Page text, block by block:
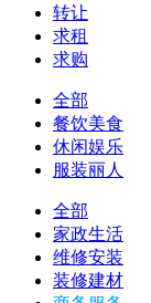
转让
求租
求购
全部
餐饮美食
休闲娱乐
服装丽人
全部
家政生活
维修安装
装修建材